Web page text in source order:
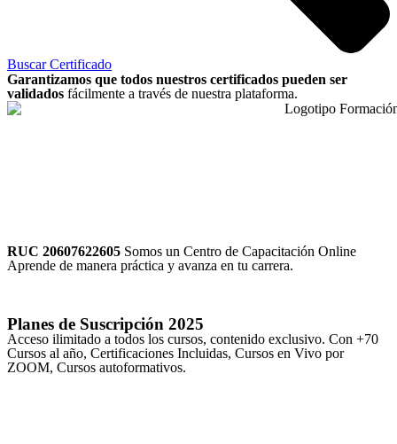
Buscar Certificado
Garantizamos que todos nuestros certificados pueden ser
validados fácilmente a través de nuestra plataforma.
RUC 20607622605 Somos un Centro de Capacitación Online
Aprende de manera práctica y avanza en tu carrera.
Planes de Suscripción 2025
Acceso ilimitado a todos los cursos, contenido exclusivo. Con +70
Cursos al año, Certificaciones Incluidas, Cursos en Vivo por
ZOOM, Cursos autoformativos.